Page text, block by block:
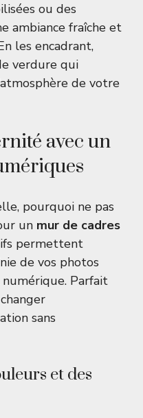
ou des
ambiance fraîche et
les encadrant,
verdure qui
de votre
avec un
pourquoi ne pas
un mur de cadres
permettent
de vos photos
Parfait
sans
et des